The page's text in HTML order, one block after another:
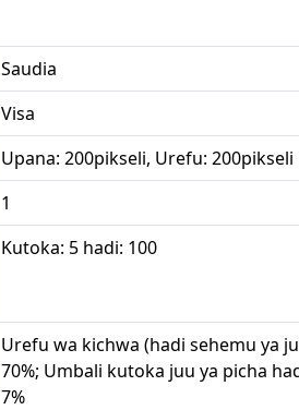
Saudia
Visa
Upana: 200pikseli, Urefu: 200pikseli
1
Kutoka: 5 hadi: 100
Urefu wa kichwa (hadi sehemu ya
70%; Umbali kutoka juu ya picha
7%